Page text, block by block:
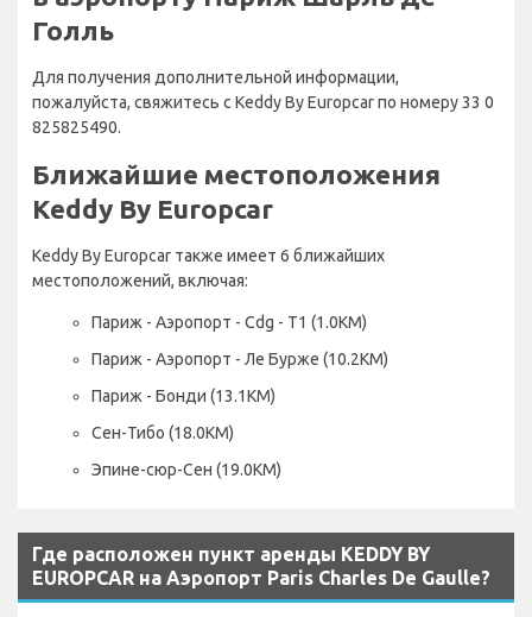
Голль
Для получения дополнительной информации,
пожалуйста, свяжитесь с Keddy By Europcar по номеру 33 0
825825490.
Ближайшие местоположения
Keddy By Europcar
Keddy By Europcar также имеет 6 ближайших
местоположений, включая:
Париж - Аэропорт - Cdg - T1 (1.0KM)
Париж - Аэропорт - Ле Бурже (10.2KM)
Париж - Бонди (13.1KM)
Сен-Тибо (18.0KM)
Эпине-сюр-Сен (19.0KM)
Где расположен пункт аренды KEDDY BY
EUROPCAR на Аэропорт Paris Charles De Gaulle?